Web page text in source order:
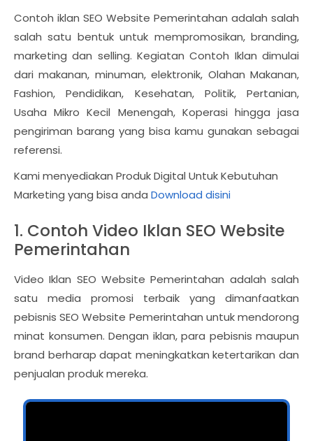
Contoh iklan SEO Website Pemerintahan adalah salah
salah satu bentuk untuk mempromosikan, branding,
marketing dan selling. Kegiatan Contoh Iklan dimulai
dari makanan, minuman, elektronik, Olahan Makanan,
Fashion, Pendidikan, Kesehatan, Politik, Pertanian,
Usaha Mikro Kecil Menengah, Koperasi hingga jasa
pengiriman barang yang bisa kamu gunakan sebagai
referensi.
Kami menyediakan Produk Digital Untuk Kebutuhan
Marketing yang bisa anda Download disini
1. Contoh Video Iklan SEO Website
Pemerintahan
Video Iklan SEO Website Pemerintahan adalah salah
satu media promosi terbaik yang dimanfaatkan
pebisnis SEO Website Pemerintahan untuk mendorong
minat konsumen. Dengan iklan, para pebisnis maupun
brand berharap dapat meningkatkan ketertarikan dan
penjualan produk mereka.